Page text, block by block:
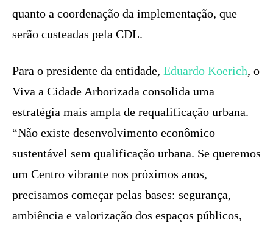
quanto a coordenação da implementação, que
serão custeadas pela CDL.
Para o presidente da entidade, Eduardo Koerich, o
Viva a Cidade Arborizada consolida uma
estratégia mais ampla de requalificação urbana.
“Não existe desenvolvimento econômico
sustentável sem qualificação urbana. Se queremos
um Centro vibrante nos próximos anos,
precisamos começar pelas bases: segurança,
ambiência e valorização dos espaços públicos,